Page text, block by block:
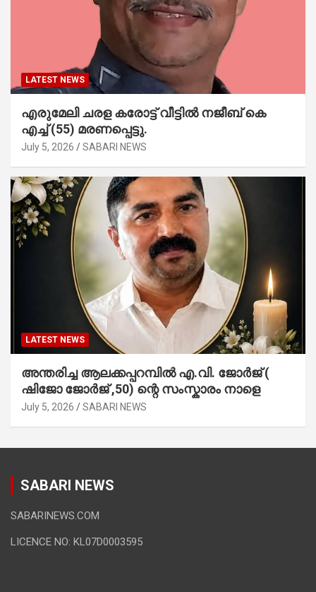
LATEST NEWS
എരുമേലി ചരള കരോട്ട് വീട്ടിൽ നജീബ് കെ
എച്ച് (55) മരണപ്പെട്ടു.
July 5, 2026 SABARI NEWS
LATEST NEWS
അന്തരിച്ച ആ​ല​ക്ക​പ്പ​റമ്പിൽ​ എ.​വി. ജോ​ർ​ജ് (
ഷിജോ ജോർജ് ,50) ന്റെ സംസ്കാരം നാളെ
July 5, 2026 SABARI NEWS
SABARI NEWS
SABARINEWS.COM
LICENCE NO: KL07D0003595